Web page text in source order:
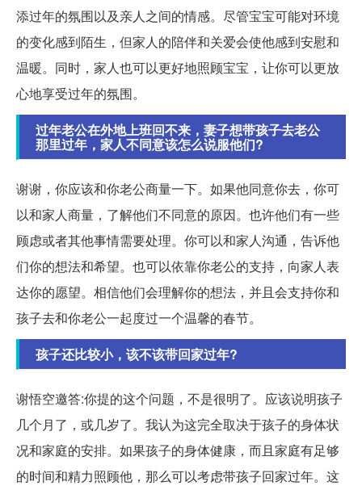
添过年的氛围以及亲人之间的情感。尽管宝宝可能对环境
的变化感到陌生，但家人的陪伴和关爱会使他感到安慰和
温暖。同时，家人也可以更好地照顾宝宝，让你可以更放
心地享受过年的氛围。
过年老公在外地上班回不来，妻子想带孩子去老公
那里过年，家人不同意该怎么说服他们?
谢谢，你应该和你老公商量一下。如果他同意你去，你可
以和家人商量，了解他们不同意的原因。也许他们有一些
顾虑或者其他事情需要处理。你可以和家人沟通，告诉他
们你的想法和希望。也可以依靠你老公的支持，向家人表
达你的愿望。相信他们会理解你的想法，并且会支持你和
孩子去和你老公一起度过一个温馨的春节。
孩子还比较小，该不该带回家过年?
谢悟空邀答:你提的这个问题，不是很明了。应该说明孩子
几个月了，或几岁了。我认为这完全取决于孩子的身体状
况和家庭的安排。如果孩子的身体健康，而且家庭有足够
的时间和精力照顾他，那么可以考虑带孩子回家过年。这